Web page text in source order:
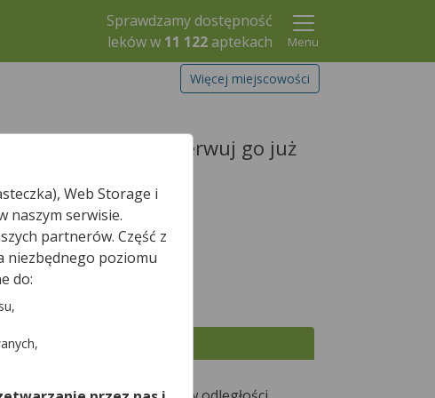
Sprawdzamy dostępność
leków w 11 122aptekach
Menu
Więcej miejscowości
Twój lek i zarezerwuj go już
Szukaj leku
Web Storage i
naszym serwisie.
partnerów. Część z
niezbędnego poziomu
do: